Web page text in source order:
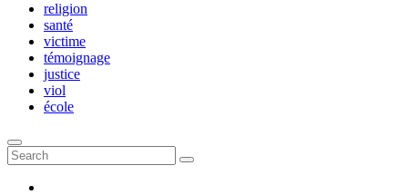
religion
santé
victime
témoignage
justice
viol
école